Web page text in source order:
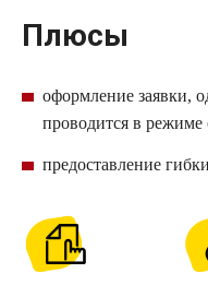
Плюсы
оформление заявки,
проводится в режиме
предоставление